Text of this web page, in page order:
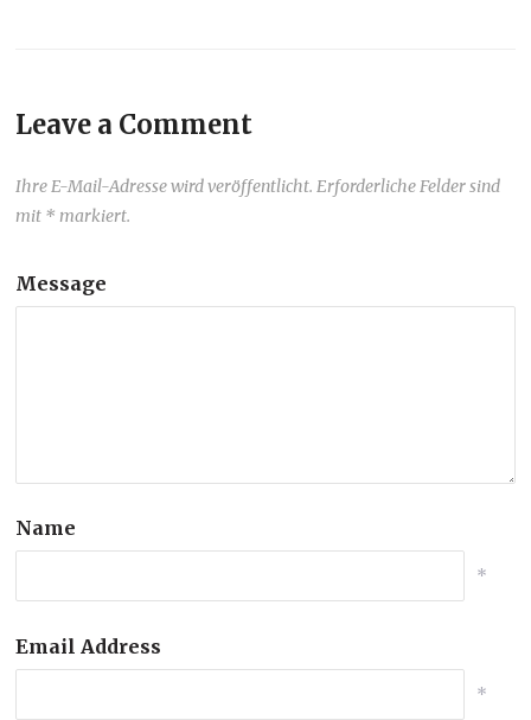
Leave a Comment
Ihre E-Mail-Adresse wird veröffentlicht. Erforderliche Felder sind
mit * markiert.
Message
Name
*
Email Address
*